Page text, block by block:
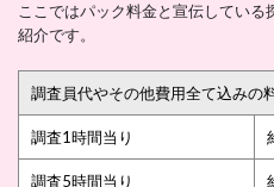
ここではパック料金と宣伝してい
紹介です。
調査員代やその他費用全て込みの
調査1時間当り
調査5時間当り